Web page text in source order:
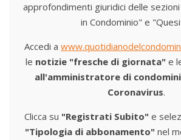
approfondimenti giuridici delle
in Condominio" e
Accedi a
le notizie "fresche di giornata" e
all'amministratore di
Coronavirus.
Clicca su "Registrati Subito" e
"Tipologia di abbonamento" nel